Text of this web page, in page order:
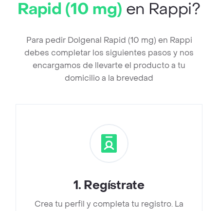
Rapid (10 mg) en Rappi?
Para pedir Dolgenal Rapid (10 mg) en Rappi
debes completar los siguientes pasos y nos
encargamos de llevarte el producto a tu
domicilio a la brevedad
1. Regístrate
Crea tu perfil y completa tu registro. La